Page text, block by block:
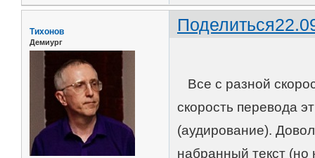
Поделиться
Тихонов
Демиург
Все с разной
скорость перевода
(аудирование).
набранный текст